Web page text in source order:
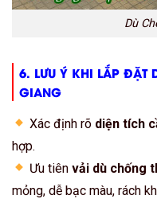
Dù
6. LƯU Ý KHI LẮP ĐẶT
GIANG
Xác định rõ diện tích
hợp.
Ưu tiênvải dù chống
mỏng, dễ bạc màu, rách